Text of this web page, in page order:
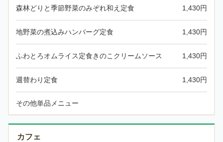
森林どりと季節野菜のみぞれ和え定食 1,430円
地野菜の煮込みハンバーグ定食 1,430円
ふわとろオムライス定食きのこクリームソース 1,430円
週替わり定食 1,430円
その他単品メニュー
カフェ